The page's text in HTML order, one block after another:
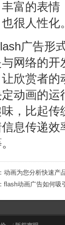
富的表情
很人性化
广告形
网络的开
欣赏者的
动画的运
，比起传
息传递效
动画为您分析快速产
flash动画广告如何吸